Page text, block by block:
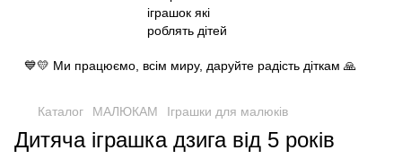
💙💛 Ми працюємо, всім миру, даруйте радість діткам 🙏
Каталог МАЛЮКАМ Іграшки для малюкiв
Дитяча іграшка дзига від 5 років